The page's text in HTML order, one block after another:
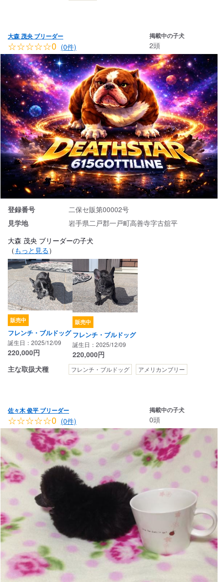
大森 茂央 ブリーダー
☆☆☆☆☆0 (0件)
掲載中の子犬
2頭
登録番号
二保セ販第00002号
見学地
岩手県二戸郡一戸町高善寺字古舘平
大森 茂央 ブリーダーの子犬
（ もっと見る）
販売中
フレンチ・ブルドッグ
誕生日：2025/12/09
220,000円
販売中
フレンチ・ブルドッグ
誕生日：2025/12/09
220,000円
主な取扱犬種
フレンチ・ブルドッグ アメリカンブリー
佐々木 俊平 ブリーダー
☆☆☆☆☆0 (0件)
掲載中の子犬
0頭